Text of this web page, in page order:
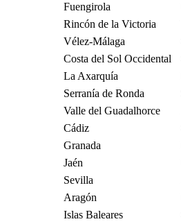
Fuengirola
Rincón de la Victoria
Vélez-Málaga
Costa del Sol Occidental
La Axarquía
Serranía de Ronda
Valle del Guadalhorce
Cádiz
Granada
Jaén
Sevilla
Aragón
Islas Baleares